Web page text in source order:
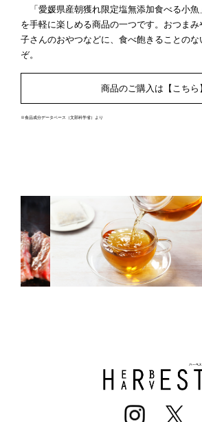
「愛媛県産朝獲れ限定塩無添加食べる小魚
を手軽に楽しめる商品の一つです。おつま
子さんのおやつなどに、食べ飽きることのな
ぞ。
商品のご購入は【こちら
※食品成分データベース（文部科学省）より